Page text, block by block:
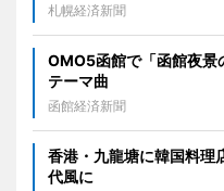
札幌経済新聞
OMO5函館で「函館夜
テーマ曲
函館経済新聞
香港・九龍塘に韓国料
代風に